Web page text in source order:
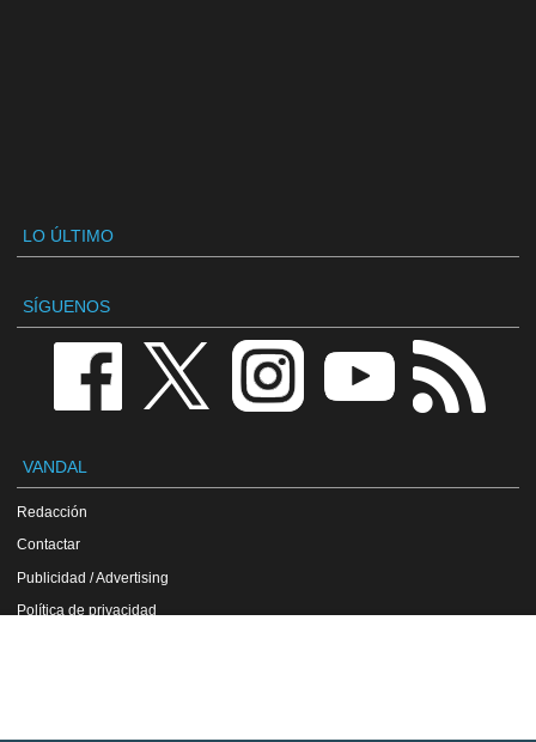
LO ÚLTIMO
SÍGUENOS
VANDAL
Redacción
Contactar
Publicidad / Advertising
Política de privacidad